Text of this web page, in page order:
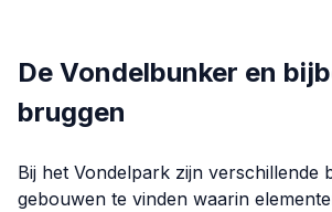
De Vondelbunker en
bruggen
Bij het Vondelpark zijn verschillende
gebouwen te vinden waarin